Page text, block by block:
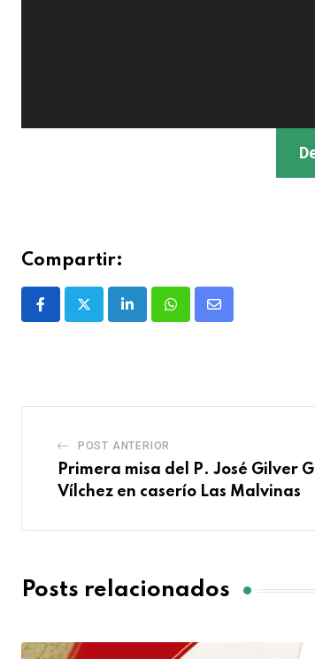
Compartir:
POST ANTERIOR
Primera misa del P. José Gilver
Vílchez en caserío Las Malvinas
Posts relacionados